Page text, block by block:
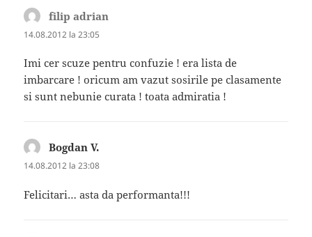
filip adrian
14.08.2012 la 23:05
Imi cer scuze pentru confuzie ! era lista de
imbarcare ! oricum am vazut sosirile pe clasamente
si sunt nebunie curata ! toata admiratia !
Bogdan V.
14.08.2012 la 23:08
Felicitari… asta da performanta!!!